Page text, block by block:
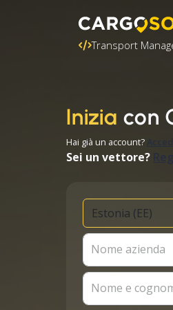
Transport
Inizia con
Hai già un account?
Sei un vettore?
Nome azienda
Nome e